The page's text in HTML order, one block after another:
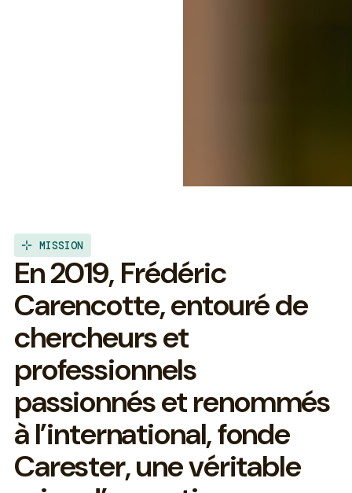
MISSION
En2019, Frédéric
Carencotte,entouréde
chercheurset
professionnels
passionnésetrenommés
àl’international,fonde
Carester,unevéritable